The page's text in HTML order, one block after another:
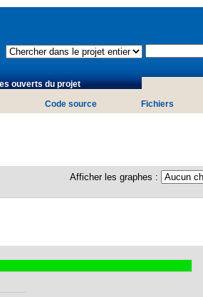
ouverts du projet
Code source Fichiers
Afficher les graphes :